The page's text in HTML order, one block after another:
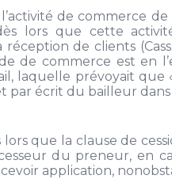
de commerce
lors que cette
de clients
de commerce est
laquelle prévoyait
par écrit du bailleur
lors que la clause de
du preneur, en
application,